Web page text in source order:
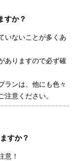
すか？
いないことが多くあ
ありますので必ず確
ランは、他にも色々
注意ください。
すか？
意！